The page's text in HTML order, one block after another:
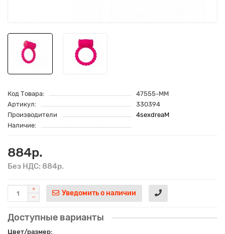
Код Товара:
47555-MM
Артикул:
330394
Производители
4sexdreaM
Наличие:
884р.
Без НДС: 884р.
Уведомить о наличии
Доступные варианты
Цвет/размер: